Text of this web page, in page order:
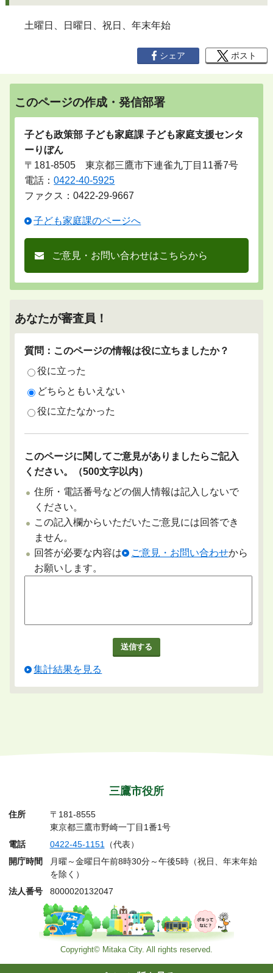
土曜日、日曜日、祝日、年末年始
シェア ポスト
このページの作成・発信部署
子ども政策部 子ども家庭課 子ども家庭支援センタ
ーりぼん
〒181-8505 東京都三鷹市下連雀九丁目11番7号
電話：0422-40-5925
ファクス：0422-29-9667
子ども家庭課のページへ
ご意見・お問い合わせはこちらから
あなたが審査員！
質問：このページの情報は役に立ちましたか？
役に立った
どちらともいえない
役に立たなかった
このページに関してご意見がありましたらご記入
ください。（500文字以内）
住所・電話番号などの個人情報は記入しないで
ください。
この記入欄からいただいたご意見には回答でき
ません。
回答が必要な内容は
ご意見・お問い合わせから
お願いします。
集計結果を見る
三鷹市役所
住所
〒181-8555
東京都三鷹市野崎一丁目1番1号
電話
0422-45-1151（代表）
開庁時間
月曜～金曜日午前8時30分～午後5時（祝日、年末年始
を除く）
法人番号
8000020132047
Copyright© Mitaka City. All rights reserved.